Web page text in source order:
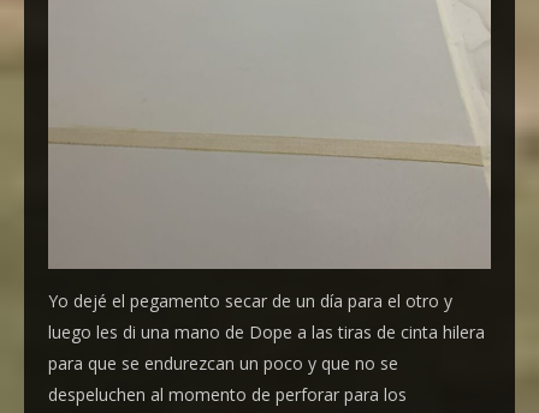
Yo dejé el pegamento secar de un día para el otro y
luego les di una mano de Dope a las tiras de cinta hilera
para que se endurezcan un poco y que no se
despeluchen al momento de perforar para los